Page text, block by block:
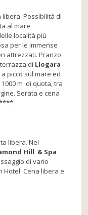
Possibilità di
al mare
località più
per le immense
attrezzati. Pranzo
di Llogara
picco sul mare ed
m di quota, tra
. Serata e cena
libera. Nel
Hill & Spa
di vario
Hotel. Cena libera e